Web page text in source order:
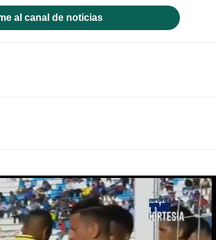
al canal de noticias